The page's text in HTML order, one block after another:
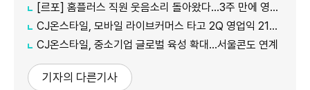
[르포] 홈플러스 직원 웃음소리 돌아왔다…3주 만에 영업 재개 채비
CJ온스타일, 모바일 라이브커머스 타고 2Q 영업익 21%↑
CJ온스타일, 중소기업 글로벌 육성 확대…서울콘도 연계
기자의 다른기사